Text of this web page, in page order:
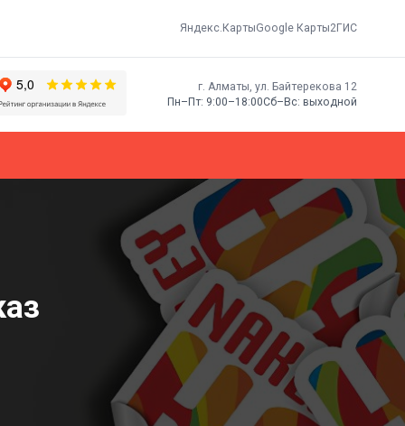
Яндекс.КартыGoogle Карты2ГИС
г. Алматы, ​ул. Байтерекова 12
Пн–Пт: 9:00–18:00Сб–Вс: выходной